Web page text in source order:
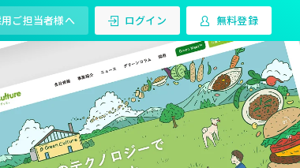
ご担当者様へ ログイン 無料登録